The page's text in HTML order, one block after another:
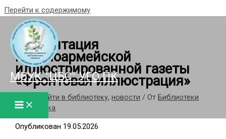
Перейти к содержимому
МБУК "ЦБС" УГО ПК
Презентация
Красноармейской
иллюстрированной газеты
«Фронтовая иллюстрация»
Как пройти в библиотеку,новости / ОтБиблиотеки
Уссурийска
Опубликован 19.05.2026